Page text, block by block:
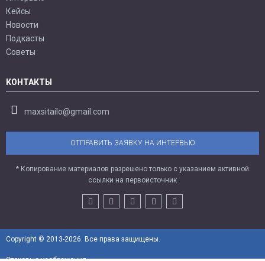
Кейсы
Новости
Подкасты
Советы
КОНТАКТЫ
maxsitailo@gmail.com
ОТПРАВИТЬ ЗАЯВКУ НА ИНТЕРВЬЮ
* Копирование материалов разрешено только с указанием активной
ссылки на первоисточник
Copyright © 2013-2026. Все права защищены.